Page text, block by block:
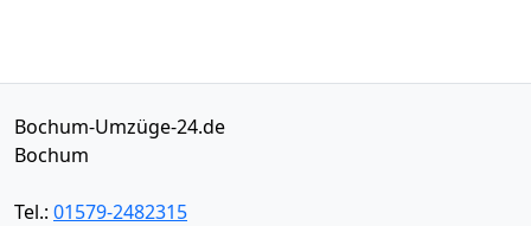
Bochum-Umzüge-24.de
Bochum
Tel.: 01579-2482315